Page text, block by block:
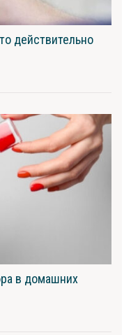
действительно
в домашних